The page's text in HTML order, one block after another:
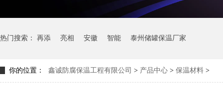
热门搜索： 再添 亮相 安徽 智能 泰州储罐保温厂家
你的位置： 鑫诚防腐保温工程有限公司 > 产品中心 > 保温材料 >